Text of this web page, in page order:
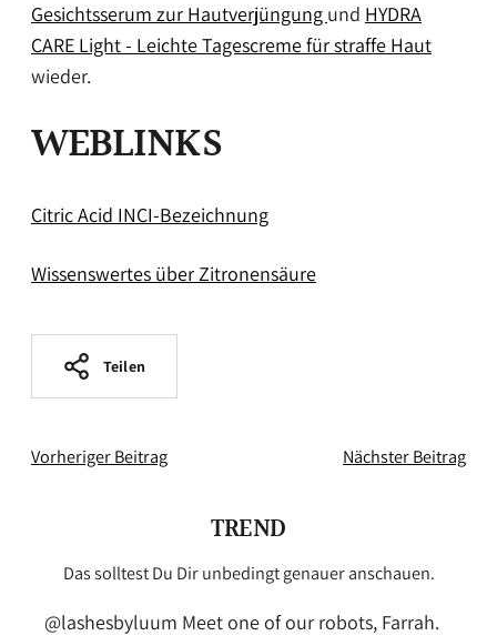
Gesichtsserum zur Hautverjüngung und HYDRA
CARE Light - Leichte Tagescreme für straffe Haut
wieder.
WEBLINKS
Citric Acid INCI-Bezeichnung
Wissenswertes über Zitronensäure
Teilen
Vorheriger Beitrag Nächster Beitrag
TREND
Das solltest Du Dir unbedingt genauer anschauen.
@lashesbyluum Meet one of our robots, Farrah.